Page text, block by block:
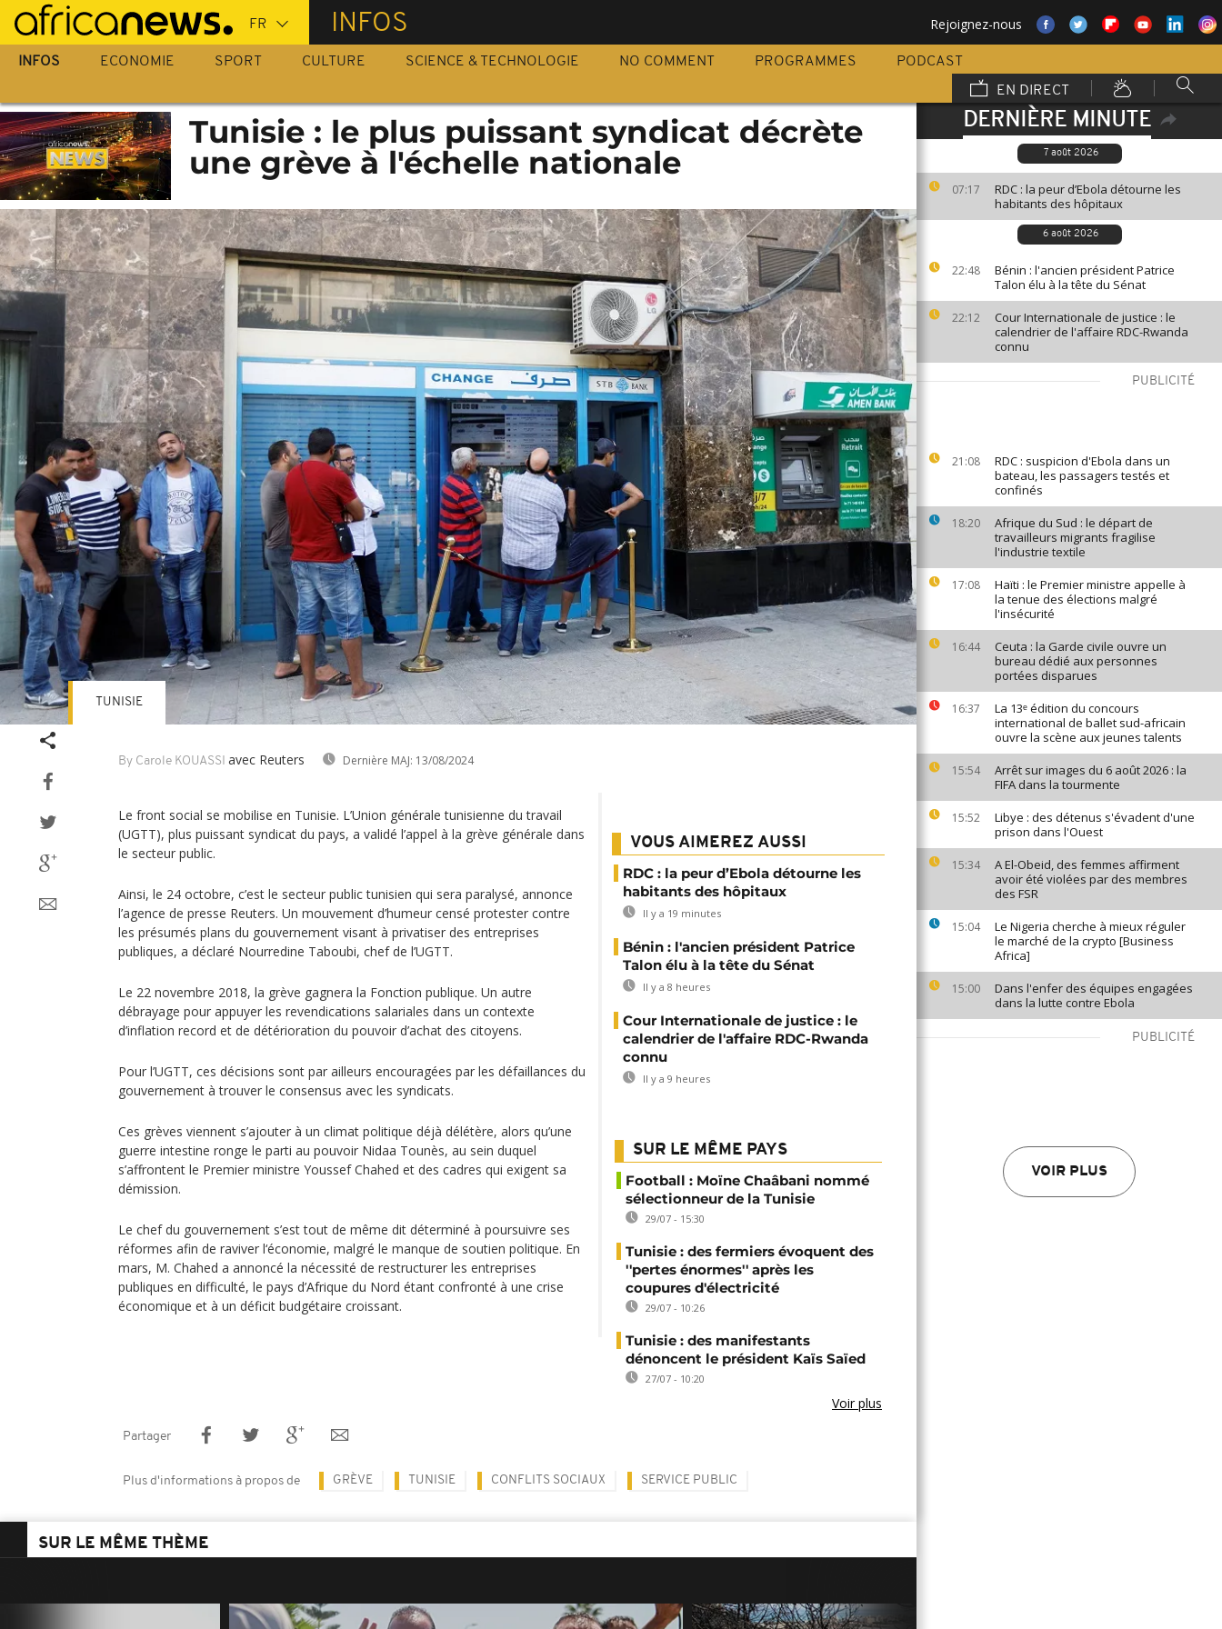
Passer
au
contenu
INFOS Rejoignez-nous
INFOS ECONOMIE SPORT CULTURE SCIENCE & TECHNOLOGIE NO COMMENT PROGRAMMES
PODCAST
EN DIRECT
DERNIÈRE MINUTE
7 août 2026
07:17
RDC : la peur d’Ebola détourne les
habitants des hôpitaux
6 août 2026
22:48
Bénin : l'ancien président Patrice
Talon élu à la tête du Sénat
22:12
Cour Internationale de justice : le
calendrier de l'affaire RDC-Rwanda
connu
PUBLICITÉ
21:08
RDC : suspicion d'Ebola dans un
bateau, les passagers testés et
confinés
18:20
Afrique du Sud : le départ de
travailleurs migrants fragilise
l'industrie textile
17:08
Haïti : le Premier ministre appelle à
la tenue des élections malgré
l'insécurité
16:44
Ceuta : la Garde civile ouvre un
bureau dédié aux personnes
portées disparues
16:37
La 13ᵉ édition du concours
international de ballet sud-africain
ouvre la scène aux jeunes talents
15:54
Arrêt sur images du 6 août 2026 : la
FIFA dans la tourmente
15:52
Libye : des détenus s'évadent d'une
prison dans l'Ouest
15:34
A El-Obeid, des femmes affirment
avoir été violées par des membres
des FSR
15:04
Le Nigeria cherche à mieux réguler
le marché de la crypto [Business
Africa]
15:00
Dans l'enfer des équipes engagées
dans la lutte contre Ebola
PUBLICITÉ
VOIR PLUS
Tunisie : le plus puissant syndicat décrète
une grève à l'échelle nationale
By Carole KOUASSI avec Reuters Dernière MAJ: 13/08/2024
TUNISIE
Le front social se mobilise en Tunisie. L’Union générale tunisienne du travail
(UGTT), plus puissant syndicat du pays, a validé l’appel à la grève générale dans
le secteur public.
Ainsi, le 24 octobre, c’est le secteur public tunisien qui sera paralysé, annonce
l’agence de presse Reuters. Un mouvement d’humeur censé protester contre
les présumés plans du gouvernement visant à privatiser des entreprises
publiques, a déclaré Nourredine Taboubi, chef de l’UGTT.
Le 22 novembre 2018, la grève gagnera la Fonction publique. Un autre
débrayage pour appuyer les revendications salariales dans un contexte
d’inflation record et de détérioration du pouvoir d’achat des citoyens.
Pour l’UGTT, ces décisions sont par ailleurs encouragées par les défaillances du
gouvernement à trouver le consensus avec les syndicats.
Ces grèves viennent s’ajouter à un climat politique déjà délétère, alors qu’une
guerre intestine ronge le parti au pouvoir Nidaa Tounès, au sein duquel
s’affrontent le Premier ministre Youssef Chahed et des cadres qui exigent sa
démission.
Le chef du gouvernement s’est tout de même dit déterminé à poursuivre ses
réformes afin de raviver l‘économie, malgré le manque de soutien politique. En
mars, M. Chahed a annoncé la nécessité de restructurer les entreprises
publiques en difficulté, le pays d’Afrique du Nord étant confronté à une crise
économique et à un déficit budgétaire croissant.
VOUS AIMEREZ AUSSI
RDC : la peur d’Ebola détourne les
habitants des hôpitaux
Il y a 19 minutes
Bénin : l'ancien président Patrice
Talon élu à la tête du Sénat
Il y a 8 heures
Cour Internationale de justice : le
calendrier de l'affaire RDC-Rwanda
connu
Il y a 9 heures
SUR LE MÊME PAYS
Football : Moïne Chaâbani nommé
sélectionneur de la Tunisie
29/07 - 15:30
Tunisie : des fermiers évoquent des
''pertes énormes'' après les
coupures d'électricité
29/07 - 10:26
Tunisie : des manifestants
dénoncent le président Kaïs Saïed
27/07 - 10:20
Voir plus
Partager
Plus d'informations à propos de GRÈVE TUNISIE CONFLITS SOCIAUX SERVICE PUBLIC
SUR LE MÊME THÈME